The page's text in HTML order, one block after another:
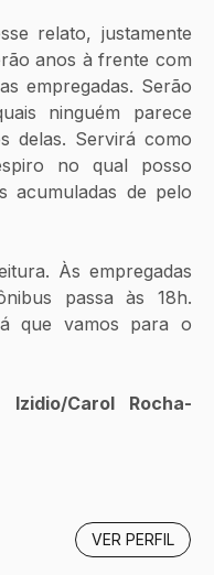
relato, justamente
anos à frente com
empregadas. Serão
ninguém parece
delas. Servirá como
no qual posso
acumuladas de pelo
Às empregadas
passa às 18h.
que vamos para o
Carol Rocha-
VER PERFIL